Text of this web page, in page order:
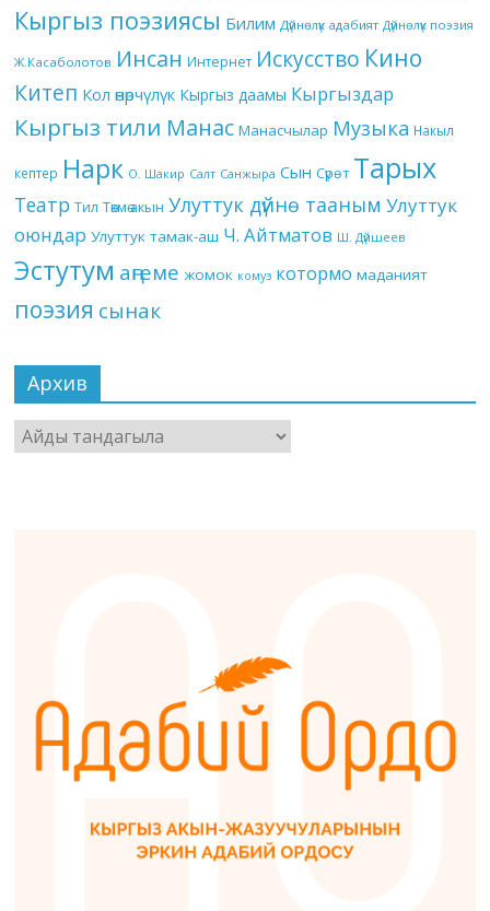
Кыргыз поэзиясы Билим Дүйнөлүк адабият Дүйнөлүк поэзия
Ж.Касаболотов Инсан Интернет Искусство Кино
Китеп Кол өнөрчүлүк Кыргыз даамы Кыргыздар
Кыргыз тили Манас Манасчылар Музыка Накыл
кептер Нарк О. Шакир Салт Санжыра Сын Сүрөт Тарых
Театр Тил Төкмө акын Улуттук дүйнө тааным Улуттук
оюндар Улуттук тамак-аш Ч. Айтматов Ш. Дүйшеев
Эстутум аңгеме жомок комуз котормо маданият
поэзия сынак
Архив
Архив